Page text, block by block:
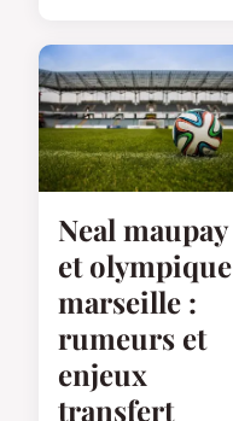
Neal maupay
et olympique
marseille :
rumeurs et
enjeux
transfert